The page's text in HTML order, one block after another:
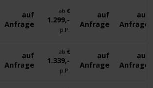
auf
Anfrage
ab€
1.299,-
p.P.
auf
Anfrage
auf
Anfrage
auf
Anfrage
ab€
1.339,-
p.P.
auf
Anfrage
auf
Anfrage